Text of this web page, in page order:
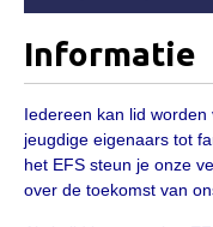
Informatie
Paardenpaspoort
Registratie
Veulenregistratie
Informatie
Iedereen kan lid
jeugdige eigenaars tot
het EFS steun je onze
over de toekomst van